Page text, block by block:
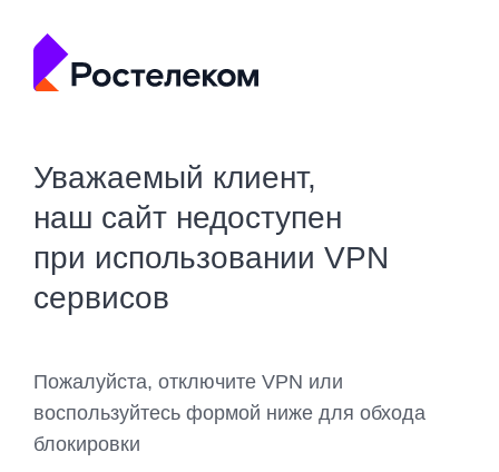
Уважаемый клиент,
наш сайт недоступен
при использовании VPN
сервисов
Пожалуйста, отключите VPN или
воспользуйтесь формой ниже для обхода
блокировки